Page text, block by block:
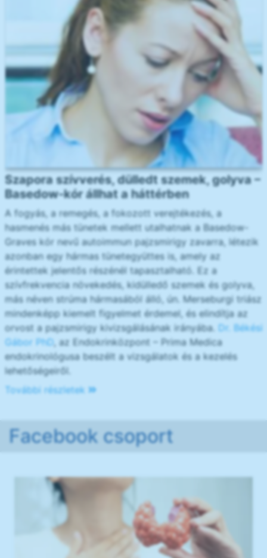
Szapora szívverés, dülledt szemek, golyva –
Basedow-kór állhat a háttérben
A fogyás, a remegés, a fokozott verejtékezés, a
hasmenés más tünetek mellett utalhatnak a Basedow-
Graves kór nevű autoimmun pajzsmirigy zavarra, létezik
azonban egy hármas tünetegyüttes is, amely az
érintettek jelentős részénél tapasztalható. Ez a
szívfrekvencia növekedés, kidülledő szemek és golyva,
más néven strúma hármasából álló, ún. Merseburgi triász
mindenképp kiemelt figyelmet érdemel, és elindítja az
orvost a pajzsmirigy kivizsgálásának irányába. Dr. Békési
Gábor PhD, az Endokrinközpont – Prima Medica
endokrinológusa beszélt a vizsgálatok és a kezelés
lehetőségeiről.
További részletek
Facebook csoport